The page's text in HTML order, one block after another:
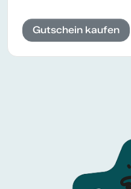
Gutschein kaufen